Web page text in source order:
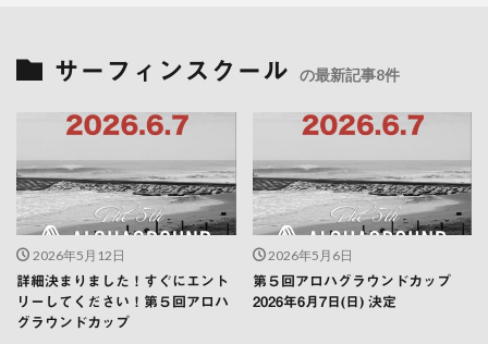
サーフィンスクール の最新記事8件
2026年5月12日
詳細決まりました！すぐにエント
リーしてください！第５回アロハ
グラウンドカップ
2026年5月6日
第５回アロハグラウンドカップ
2026年6月7日(日) 決定